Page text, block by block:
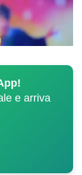
e arriva